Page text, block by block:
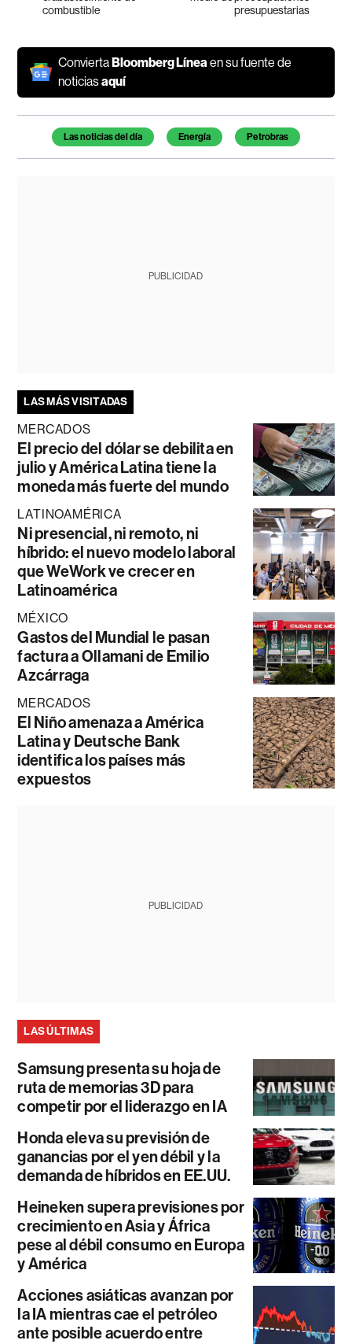
combustible
presupuestarias
ConviertaBloomberg Línea en su fuente de
noticiasaquí
Temas de este artículo
Las noticias del día Energía Petrobras
PUBLICIDAD
LAS MÁS VISITADAS
MERCADOS
El precio del dólar se debilita en
julio y América Latina tiene la
moneda más fuerte del mundo
LATINOAMÉRICA
Ni presencial, ni remoto, ni
híbrido: el nuevo modelo laboral
que WeWork ve crecer en
Latinoamérica
MÉXICO
Gastos del Mundial le pasan
factura a Ollamani de Emilio
Azcárraga
MERCADOS
El Niño amenaza a América
Latina y Deutsche Bank
identifica los países más
expuestos
PUBLICIDAD
LAS ÚLTIMAS
Samsung presenta su hoja de
ruta de memorias 3D para
competir por el liderazgo en IA
Honda eleva su previsión de
ganancias por el yen débil y la
demanda de híbridos en EE.UU.
Heineken supera previsiones por
crecimiento en Asia y África
pese al débil consumo en Europa
y América
Acciones asiáticas avanzan por
la IA mientras cae el petróleo
ante posible acuerdo entre